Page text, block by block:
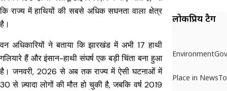
कि राज्य में हाथियों की सबसे अधिक सघनता वाला क्षेत्र
है।
वन अधिकारियों ने बताया कि झारखंड में अभी 17 हाथी
गलियारे हैं और इंसान-हाथी संघर्ष एक बड़ी चिंता बना हुआ
है। जनवरी, 2026 से अब तक राज्य में ऐसी घटनाओं में
30 से ज़्यादा लोगों की मौत हो चुकी है, जबकि वर्ष 2019
लोकप्रिय टैग
Environment
Place in News